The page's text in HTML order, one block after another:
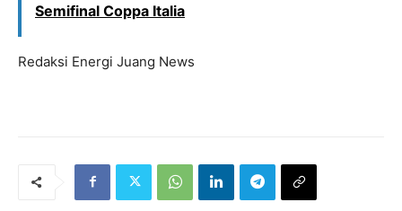
Semifinal Coppa Italia
Redaksi Energi Juang News